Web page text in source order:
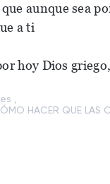
aunque sea
a ti
hoy Dios
,
HACER QUE LAS